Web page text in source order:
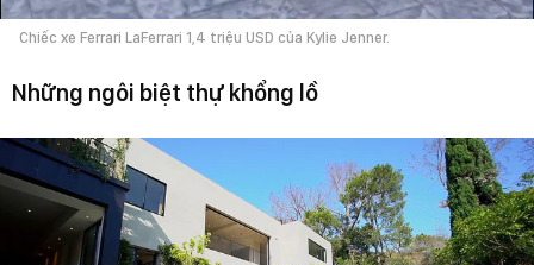
Chiếc xe Ferrari LaFerrari 1,4 triệu USD của Kylie Jenner.
Những ngôi biệt thự khổng lồ